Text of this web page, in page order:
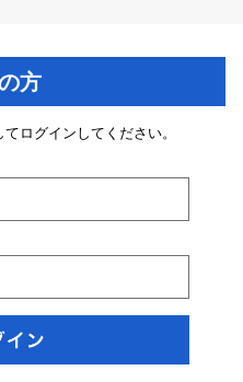
方
ログインしてください。